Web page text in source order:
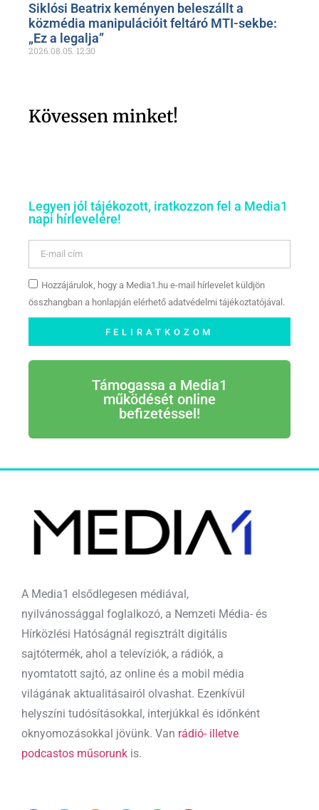
Siklósi Beatrix keményen beleszállt a
közmédia manipulációit feltáró MTI-sekbe:
„Ez a legalja”
2026.08.05. 12:30
Kövessen minket!
Legyen jól tájékozott, iratkozzon fel a Media1
napi hírlevelére!
Hozzájárulok, hogy a Media1.hu e-mail hírlevelet küldjön
összhangban a honlapján elérhető adatvédelmi tájékoztatójával.
FELIRATKOZOM
Támogassa a Media1
működését online
befizetéssel!
A Media1 elsődlegesen médiával,
nyilvánossággal foglalkozó, a Nemzeti Média- és
Hírközlési Hatóságnál regisztrált digitális
sajtótermék, ahol a televíziók, a rádiók, a
nyomtatott sajtó, az online és a mobil média
világának aktualitásairól olvashat. Ezenkívül
helyszíni tudósításokkal, interjúkkal és időnként
oknyomozásokkal jövünk. Van rádió- illetve
podcastos műsorunk is.